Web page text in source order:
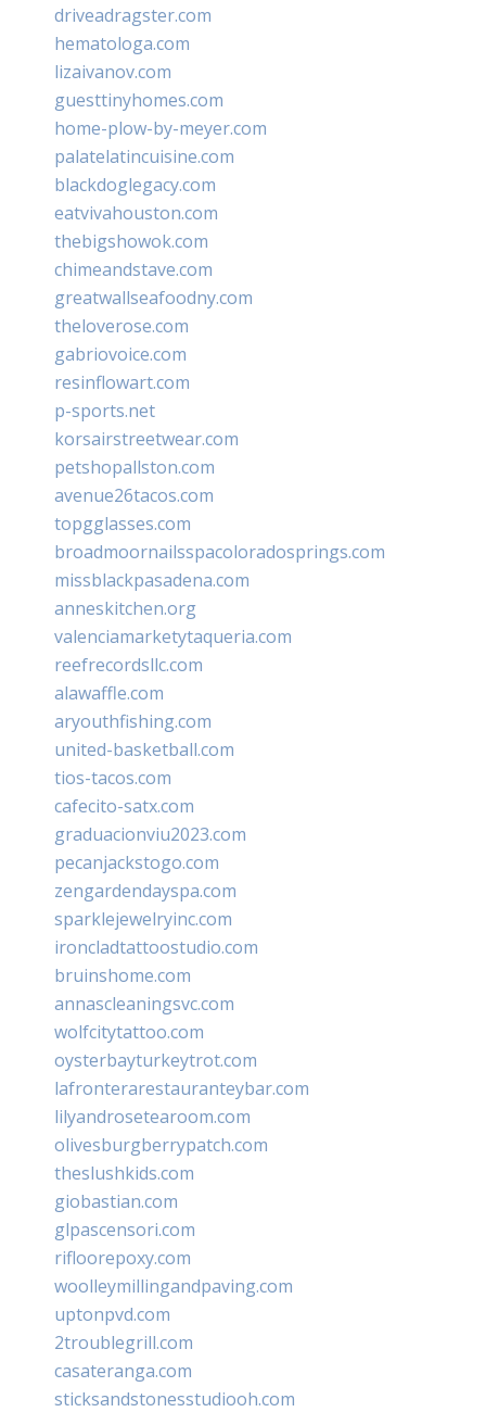
driveadragster.com
hematologa.com
lizaivanov.com
guesttinyhomes.com
home-plow-by-meyer.com
palatelatincuisine.com
blackdoglegacy.com
eatvivahouston.com
thebigshowok.com
chimeandstave.com
greatwallseafoodny.com
theloverose.com
gabriovoice.com
resinflowart.com
p-sports.net
korsairstreetwear.com
petshopallston.com
avenue26tacos.com
topgglasses.com
broadmoornailsspacoloradosprings.com
missblackpasadena.com
anneskitchen.org
valenciamarketytaqueria.com
reefrecordsllc.com
alawaffle.com
aryouthfishing.com
united-basketball.com
tios-tacos.com
cafecito-satx.com
graduacionviu2023.com
pecanjackstogo.com
zengardendayspa.com
sparklejewelryinc.com
ironcladtattoostudio.com
bruinshome.com
annascleaningsvc.com
wolfcitytattoo.com
oysterbayturkeytrot.com
lafronterarestauranteybar.com
lilyandrosetearoom.com
olivesburgberrypatch.com
theslushkids.com
giobastian.com
glpascensori.com
rifloorepoxy.com
woolleymillingandpaving.com
uptonpvd.com
2troublegrill.com
casateranga.com
sticksandstonesstudiooh.com